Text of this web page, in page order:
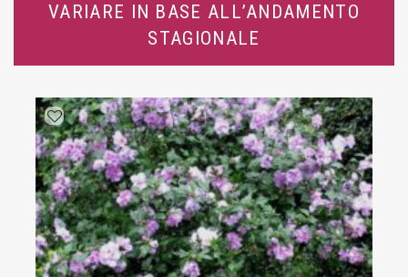
VARIARE IN BASE ALL’ANDAMENTO
STAGIONALE